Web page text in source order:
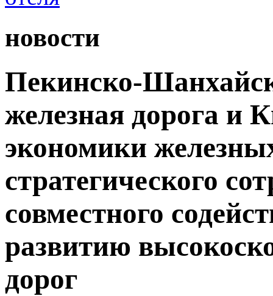
новости
Пекинско-
железная дорога и
экономики
стратегического
совместного
развитию
дорог